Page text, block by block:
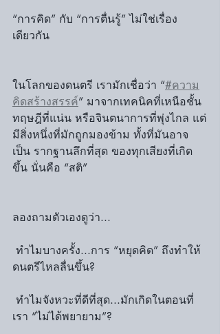
“การคิด” กับ “การตื่นรู้” ไม่ใช่เรื่อง
เดียวกัน
ในโลกของดนตรี เรามักเชื่อว่า “#ความ
คิดสร้างสรรค์” มาจากเทคนิคที่เหนือชั้น
ทฤษฎีที่แน่น หรือจินตนาการที่พุ่งไกล แต่
มีสิ่งหนึ่งที่มักถูกมองข้าม ทั้งที่มันอาจ
เป็น รากฐานลึกที่สุด ของทุกเสียงที่เกิด
ขึ้น นั่นคือ “สติ”
ลองถามตัวเองดูว่า...
ทำไมบางครั้ง...การ “หยุดคิด” ถึงทำให้
ดนตรีไหลลื่นขึ้น?
ทำไมจังหวะที่ดีที่สุด...มักเกิดในตอนที่
เรา “ไม่ได้พยายาม”?